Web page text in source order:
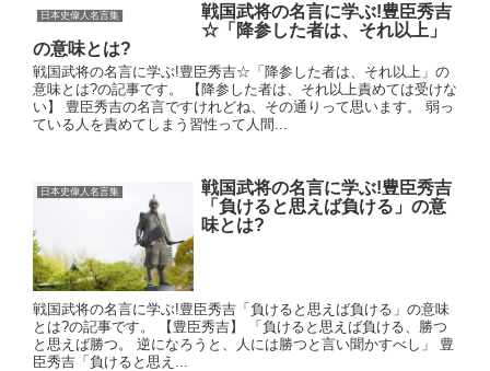
日本史偉人名言集
戦国武将の名言に学ぶ!豊臣秀吉
☆「降参した者は、それ以上」
の意味とは?
戦国武将の名言に学ぶ!豊臣秀吉☆「降参した者は、それ以上」の
意味とは?の記事です。 【降参した者は、それ以上責めては受けな
い】 豊臣秀吉の名言ですけれどね、その通りって思います。 弱っ
ている人を責めてしまう習性って人間...
日本史偉人名言集
戦国武将の名言に学ぶ!豊臣秀吉
「負けると思えば負ける」の意
味とは?
戦国武将の名言に学ぶ!豊臣秀吉「負けると思えば負ける」の意味
とは?の記事です。 【豊臣秀吉】 「負けると思えば負ける、勝つ
と思えば勝つ。 逆になろうと、人には勝つと言い聞かすべし」 豊
臣秀吉「負けると思え...